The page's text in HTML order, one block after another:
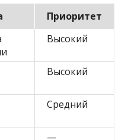
Приоритет
Высокий
Высокий
Средний
—